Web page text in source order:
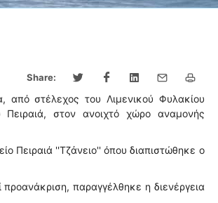
Share:
από στέλεχος του Λιμενικού Φυλακίου
Πειραιά, στον ανοιχτό χώρο αναμονής
Πειραιά ''Τζἀνειο'' όπου διαπιστώθηκε ο
προανάκριση, παραγγέλθηκε η διενέργεια